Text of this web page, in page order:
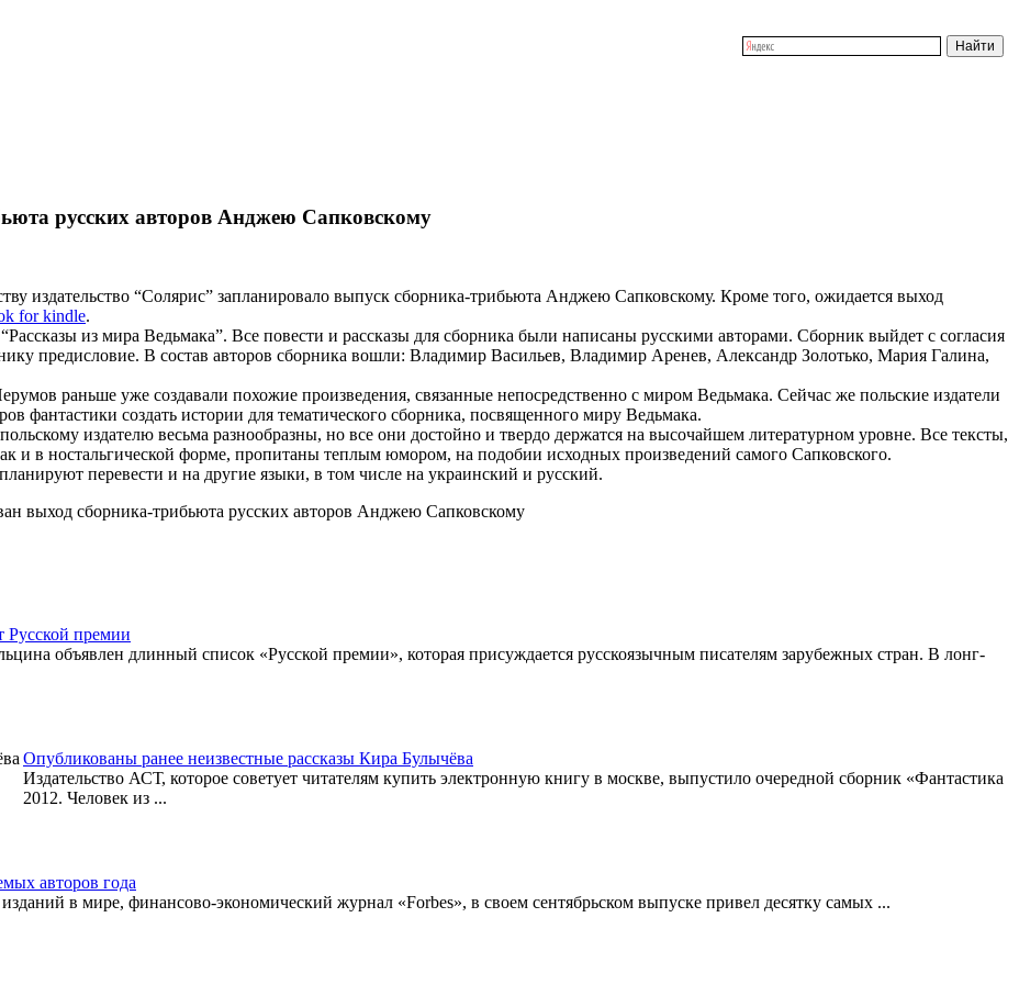
русских авторов Анджею Сапковскому
издательство “Солярис” запланировало выпуск сборника-трибьюта Анджею Сапковскому. Кроме того, ожидается выход
for kindle.
из мира Ведьмака”. Все повести и рассказы для сборника были написаны русскими авторами. Сборник выйдет с согласия
предисловие. В состав авторов сборника вошли: Владимир Васильев, Владимир Аренев, Александр Золотько, Мария Галина,
раньше уже создавали похожие произведения, связанные непосредственно с миром Ведьмака. Сейчас же польские издатели
фантастики создать истории для тематического сборника, посвященного миру Ведьмака.
издателю весьма разнообразны, но все они достойно и твердо держатся на высочайшем литературном уровне. Все тексты,
и в ностальгической форме, пропитаны теплым юмором, на подобии исходных произведений самого Сапковского.
перевести и на другие языки, в том числе на украинский и русский.
выход сборника-трибьюта русских авторов Анджею Сапковскому
Русской премии
объявлен длинный список «Русской премии», которая присуждается русскоязычным писателям зарубежных стран. В лонг-
Опубликованы ранее неизвестные рассказы Кира Булычёва
Издательство АСТ, которое советует читателям купить электронную книгу в москве, выпустило очередной сборник «Фантастика
2012. Человек из ...
авторов года
в мире, финансово-экономический журнал «Forbes», в своем сентябрьском выпуске привел десятку самых ...